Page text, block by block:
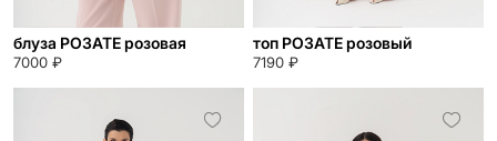
блуза РОЗАТЕ розовая
7000 ₽
топ РОЗАТЕ розовый
7190 ₽